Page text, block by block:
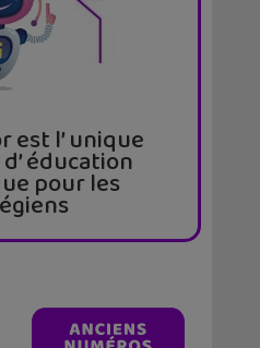
est l’ unique
éducation
pour les